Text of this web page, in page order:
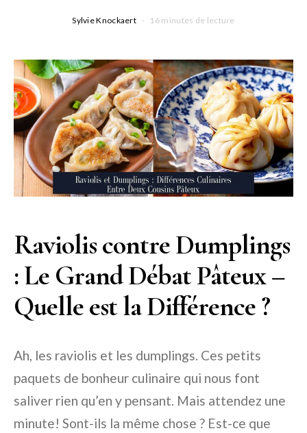
Sylvie Knockaert 16 minutes de lecture
Raviolis contre Dumplings
: Le Grand Débat Pâteux –
Quelle est la Différence ?
Ah, les raviolis et les dumplings. Ces petits
paquets de bonheur culinaire qui nous font
saliver rien qu’en y pensant. Mais attendez une
minute! Sont-ils la même chose ? Est-ce que